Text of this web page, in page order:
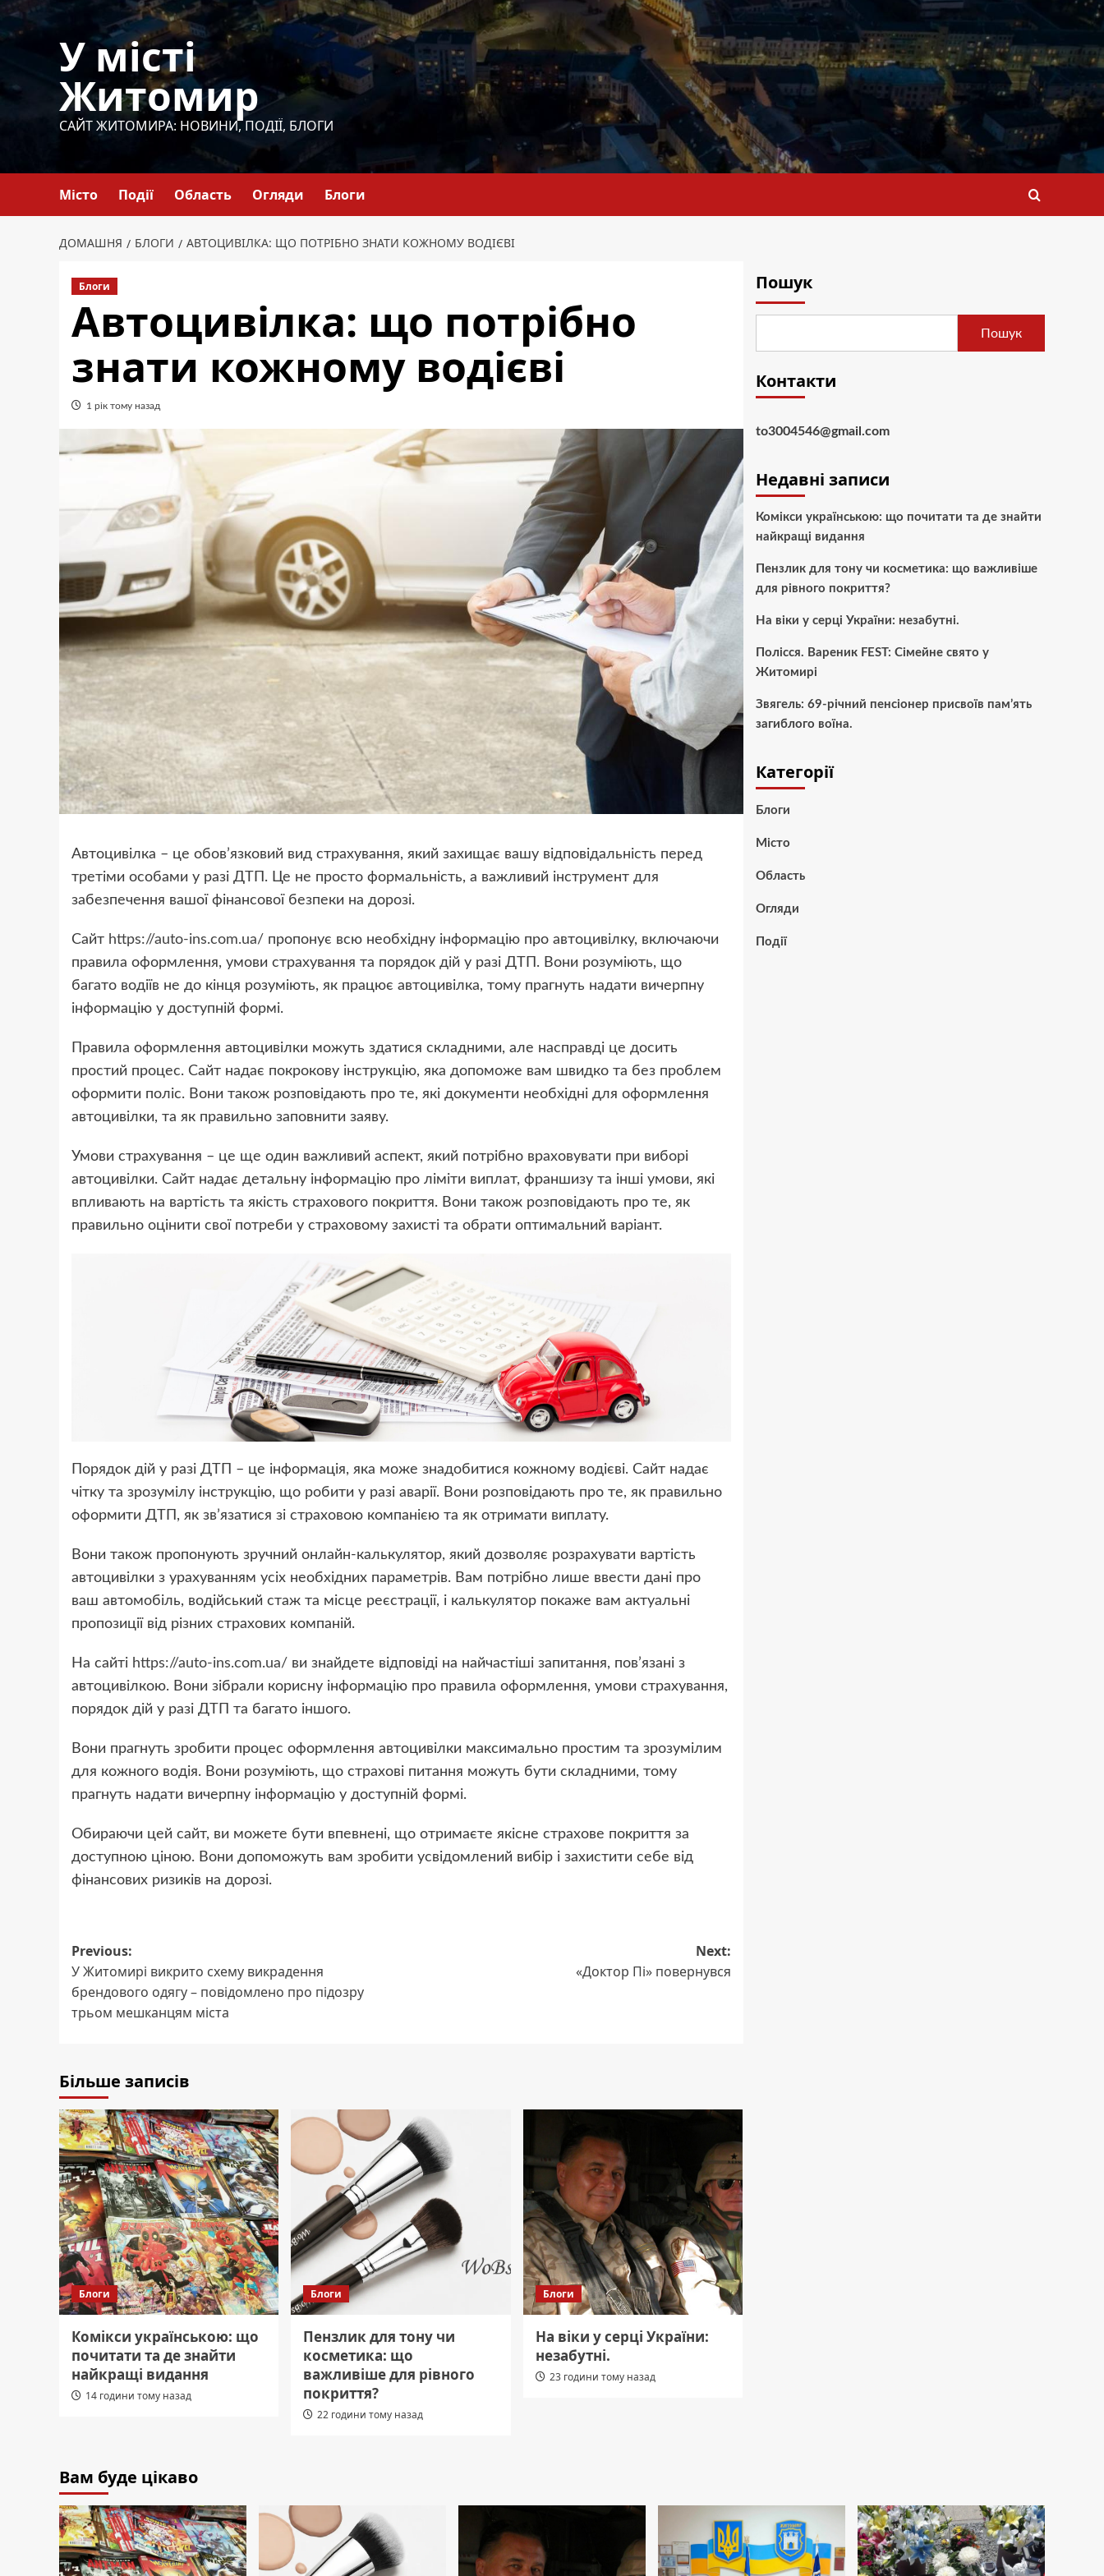
Перейти
У місті
Житомир
САЙТ ЖИТОМИРА: НОВИНИ, ПОДІЇ, БЛОГИ
Місто Події Область Огляди Блоги
ДОМАШНЯ БЛОГИ АВТОЦИВІЛКА: ЩО ПОТРІБНО ЗНАТИ КОЖНОМУ ВОДІЄВІ
Блоги
Автоцивілка: що потрібно
знати кожному водієві
1 рік тому назад
Автоцивілка – це обов’язковий вид страхування, який захищає вашу відповідальність перед
третіми особами у разі ДТП. Це не просто формальність, а важливий інструмент для
забезпечення вашої фінансової безпеки на дорозі.
Сайт https://auto-ins.com.ua/ пропонує всю необхідну інформацію про автоцивілку, включаючи
правила оформлення, умови страхування та порядок дій у разі ДТП. Вони розуміють, що
багато водіїв не до кінця розуміють, як працює автоцивілка, тому прагнуть надати вичерпну
інформацію у доступній формі.
Правила оформлення автоцивілки можуть здатися складними, але насправді це досить
простий процес. Сайт надає покрокову інструкцію, яка допоможе вам швидко та без проблем
оформити поліс. Вони також розповідають про те, які документи необхідні для оформлення
автоцивілки, та як правильно заповнити заяву.
Умови страхування – це ще один важливий аспект, який потрібно враховувати при виборі
автоцивілки. Сайт надає детальну інформацію про ліміти виплат, франшизу та інші умови, які
впливають на вартість та якість страхового покриття. Вони також розповідають про те, як
правильно оцінити свої потреби у страховому захисті та обрати оптимальний варіант.
Порядок дій у разі ДТП – це інформація, яка може знадобитися кожному водієві. Сайт надає
чітку та зрозумілу інструкцію, що робити у разі аварії. Вони розповідають про те, як правильно
оформити ДТП, як зв’язатися зі страховою компанією та як отримати виплату.
Вони також пропонують зручний онлайн-калькулятор, який дозволяє розрахувати вартість
автоцивілки з урахуванням усіх необхідних параметрів. Вам потрібно лише ввести дані про
ваш автомобіль, водійський стаж та місце реєстрації, і калькулятор покаже вам актуальні
пропозиції від різних страхових компаній.
На сайті https://auto-ins.com.ua/ ви знайдете відповіді на найчастіші запитання, пов’язані з
автоцивілкою. Вони зібрали корисну інформацію про правила оформлення, умови страхування,
порядок дій у разі ДТП та багато іншого.
Вони прагнуть зробити процес оформлення автоцивілки максимально простим та зрозумілим
для кожного водія. Вони розуміють, що страхові питання можуть бути складними, тому
прагнуть надати вичерпну інформацію у доступній формі.
Обираючи цей сайт, ви можете бути впевнені, що отримаєте якісне страхове покриття за
доступною ціною. Вони допоможуть вам зробити усвідомлений вибір і захистити себе від
фінансових ризиків на дорозі.
Post
navigation
Previous:
У Житомирі викрито схему викрадення
брендового одягу – повідомлено про підозру
трьом мешканцям міста
Next:
«Доктор Пі» повернувся
Більше записів
Блоги
Комікси українською: що
почитати та де знайти
найкращі видання
14 години тому назад
Блоги
Пензлик для тону чи
косметика: що
важливіше для рівного
покриття?
22 години тому назад
Блоги
На віки у серці України:
незабутні.
23 години тому назад
Пошук
Пошук
Контакти
to3004546@gmail.com
Недавні записи
Комікси українською: що почитати та де знайти
найкращі видання
Пензлик для тону чи косметика: що важливіше
для рівного покриття?
На віки у серці України: незабутні.
Полісся. Вареник FEST: Сімейне свято у
Житомирі
Звягель: 69-річний пенсіонер присвоїв пам’ять
загиблого воїна.
Категорії
Блоги
Місто
Область
Огляди
Події
Вам буде цікаво